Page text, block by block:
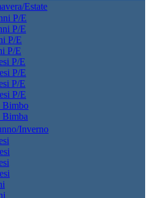
Estate
P/E
P/E
P/E
P/E
P/E
P/E
P/E
P/E
Bimbo
Bimba
Inverno